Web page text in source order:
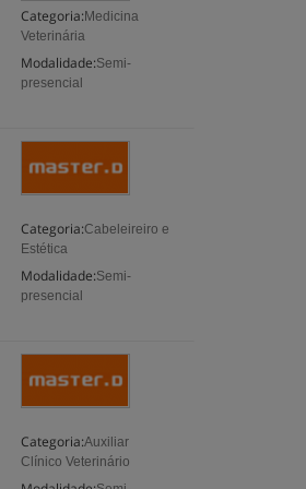
Categoria: Medicina
Veterinária
Modalidade:Semi-
presencial
Categoria:Cabeleireiro e
Estética
Modalidade:Semi-
presencial
Categoria:Auxiliar
Clínico Veterinário